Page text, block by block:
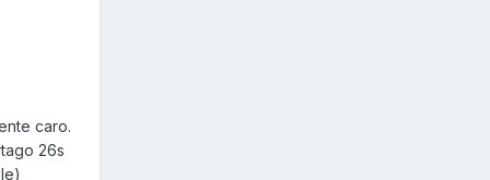
caro.
26s